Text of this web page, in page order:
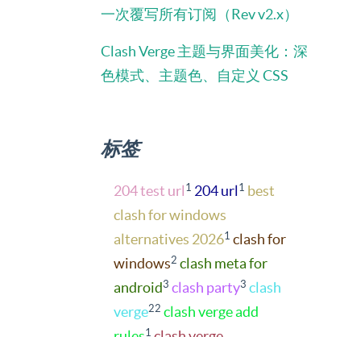
一次覆写所有订阅（Rev v2.x）
Clash Verge 主题与界面美化：深
色模式、主题色、自定义 CSS
标签
204 test url 1 204 url 1 best
clash for windows
alternatives 20261 clash for
windows2 clash meta for
android3 clash party3 clash
verge22 clash verge add
1